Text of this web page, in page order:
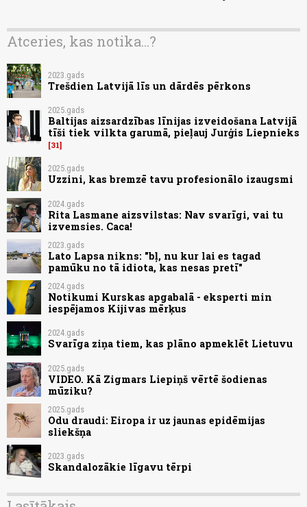
Atceries, kas notika...?
2023.gads
Trešdien Latvijā līs un dārdēs pērkons
2025.gads
Baltijas aizsardzības līnijas izveidošana Latvijā
tīši tiek vilkta garumā, pieļauj Jurģis Liepnieks
31
2025.gads
Uzzini, kas bremzē tavu profesionālo izaugsmi
2024.gads
Rita Lasmane aizsvilstas: Nav svarīgi, vai tu
izvemsies. Caca!
2023.gads
Lato Lapsa nikns: "bļ, nu kur lai es tagad
pamūku no tā idiota, kas nesas pretī"
2024.gads
Notikumi Kurskas apgabalā - eksperti min
iespējamos Kijivas mērķus
2024.gads
Svarīga ziņa tiem, kas plāno apmeklēt Lietuvu
2025.gads
VIDEO. Kā Zigmars Liepiņš vērtē šodienas
mūziku?
2025.gads
Odu draudi: Eiropa ir uz jaunas epidēmijas
sliekšņa
2023.gads
Skandalozākie līgavu tērpi